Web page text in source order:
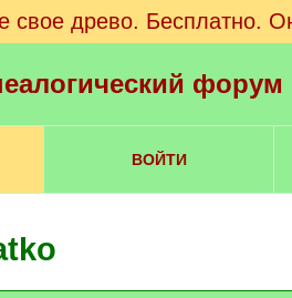
свое древо. Бесплатно.
ВОЙТИ